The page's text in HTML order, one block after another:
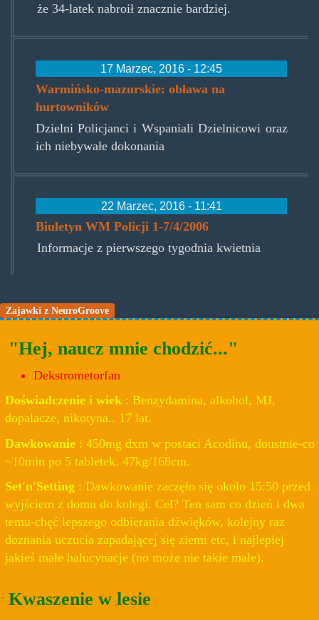
że 34-latek nabroił znacznie bardziej.
17 Marzec, 2016 - 12:45
Warmińsko-mazurskie: obława na
hurtowników
Dzielni Policjanci i Wspaniali Dzielnicowi oraz
ich niebywałe dokonania
22 Marzec, 2016 - 11:41
Biuletyn WM Policji 1-7/4/2006
Informacje z pierwszego tygodnia kwietnia
Zajawki z NeuroGroove
"Hej, naucz mnie chodzić..."
Dekstrometorfan
Doświadczenie i wiek : Benzydamina, alkohol, MJ,
dopalacze, nikotyna.. 17 lat.
Dawkowanie : 450mg dxm w postaci Acodinu, doustnie-co
~10min po 5 tabletek. 47kg/168cm.
Set'n'Setting : Dawkowanie zaczęło się około 15:50 przed
wyjściem z domu do kolegi. Cel? Ten sam co dzień i dwa
temu-chęć lepszego odbierania dźwięków, kolejny raz
doznania uczucia zapadającej się ziemi etc, i najlepiej
jakieś małe halucynacje (no może nie takie małe).
Kwaszenie w lesie